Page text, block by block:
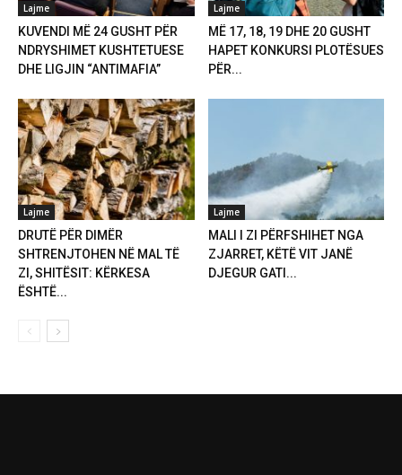
Lajme
KUVENDI MË 24 GUSHT PËR
NDRYSHIMET KUSHTETUESE
DHE LIGJIN “ANTIMAFIA”
Lajme
MË 17, 18, 19 DHE 20 GUSHT
HAPET KONKURSI PLOTËSUES
PËR...
Lajme
DRUTË PËR DIMËR
SHTRENJTOHEN NË MAL TË
ZI, SHITËSIT: KËRKESA
ËSHTË...
Lajme
MALI I ZI PËRFSHIHET NGA
ZJARRET, KËTË VIT JANË
DJEGUR GATI...